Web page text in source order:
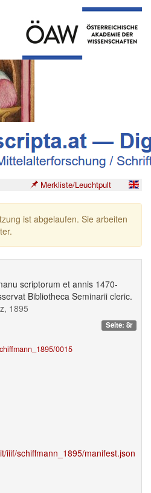
Merkliste/Leuchtpult
ist abgelaufen. Sie arbeiten
scriptorum et annis 1470-
Bibliotheca Seminarii cleric.
1895
Seite: 8r
0015
iiif/schiffmann_1895/manifest.json